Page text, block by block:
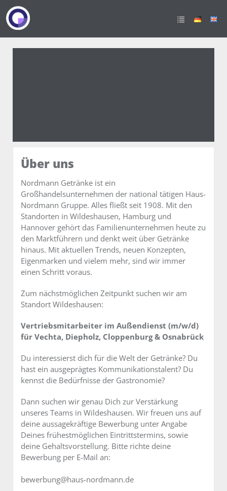
Über uns
Nordmann Getränke ist ein
Großhandelsunternehmen der national tätigen Haus-
Nordmann Gruppe. Alles fließt seit 1908. Mit den
Standorten in Wildeshausen, Hamburg und
Hannover gehört das Familienunternehmen heute zu
den Marktführern und denkt weit über Getränke
hinaus. Mit aktuellen Trends, neuen Konzepten,
Eigenmarken und vielem mehr, sind wir immer
einen Schritt voraus.
Zum nächstmöglichen Zeitpunkt suchen wir am
Standort Wildeshausen:
Vertriebsmitarbeiter im Außendienst (m/w/d)
für Vechta, Diepholz, Cloppenburg & Osnabrück
Du interessierst dich für die Welt der Getränke? Du
hast ein ausgeprägtes Kommunikationstalent? Du
kennst die Bedürfnisse der Gastronomie?
Dann suchen wir genau Dich zur Verstärkung
unseres Teams in Wildeshausen. Wir freuen uns auf
deine aussagekräftige Bewerbung unter Angabe
Deines frühestmöglichen Eintrittstermins, sowie
deine Gehaltsvorstellung. Bitte richte deine
Bewerbung per E-Mail an:
bewerbung@haus-nordmann.de